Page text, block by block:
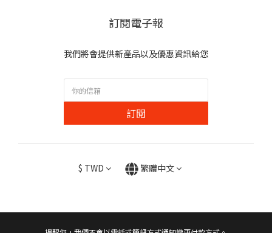
訂閱電子報
我們將會提供新產品以及優惠資訊給您
訂閱
$ TWD 繁體中文